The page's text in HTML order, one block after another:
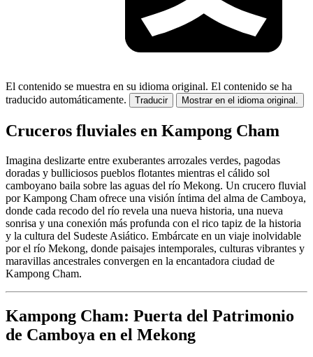
El contenido se muestra en su idioma original. El contenido se ha
traducido automáticamente.
Traducir Mostrar en el idioma original.
Cruceros fluviales en Kampong Cham
Imagina deslizarte entre exuberantes arrozales verdes, pagodas
doradas y bulliciosos pueblos flotantes mientras el cálido sol
camboyano baila sobre las aguas del río Mekong. Un crucero fluvial
por Kampong Cham ofrece una visión íntima del alma de Camboya,
donde cada recodo del río revela una nueva historia, una nueva
sonrisa y una conexión más profunda con el rico tapiz de la historia
y la cultura del Sudeste Asiático. Embárcate en un viaje inolvidable
por el río Mekong, donde paisajes intemporales, culturas vibrantes y
maravillas ancestrales convergen en la encantadora ciudad de
Kampong Cham.
Kampong Cham: Puerta del Patrimonio
de Camboya en el Mekong